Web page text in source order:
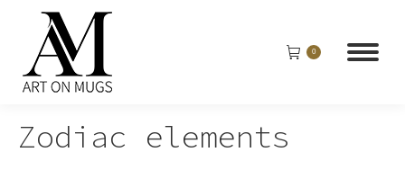
0
Zodiac elements